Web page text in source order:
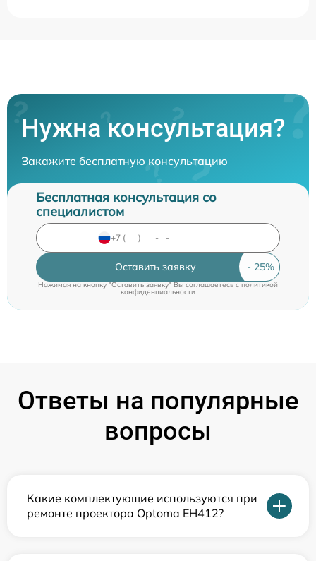
Нужна консультация?
Закажите бесплатную консультацию
Бесплатная консультация со
специалистом
Оставить заявку
Нажимая на кнопку "Оставить заявку" Вы соглашаетесь cполитикой
конфиденциальности
Ответы на популярные
вопросы
Какие комплектующие используются при
ремонте проектора Optoma EH412?